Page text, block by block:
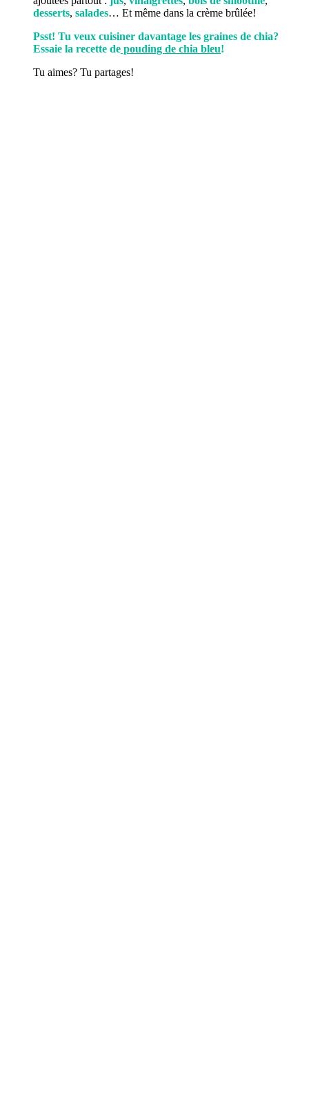
desserts, salades… Et même dans la crème brûlée!
Psst! Tu veux cuisiner davantage les graines de chia?
Essaie la recette de pouding de chia bleu!
Tu aimes? Tu partages!